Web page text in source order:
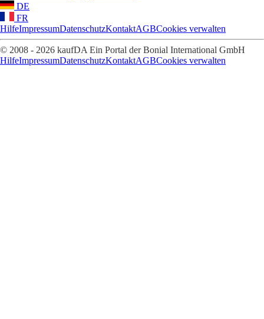
DE
FR
HilfeImpressumDatenschutzKontaktAGBCookies verwalten
© 2008 - 2026 kaufDA Ein Portal der Bonial International GmbH
HilfeImpressumDatenschutzKontaktAGBCookies verwalten